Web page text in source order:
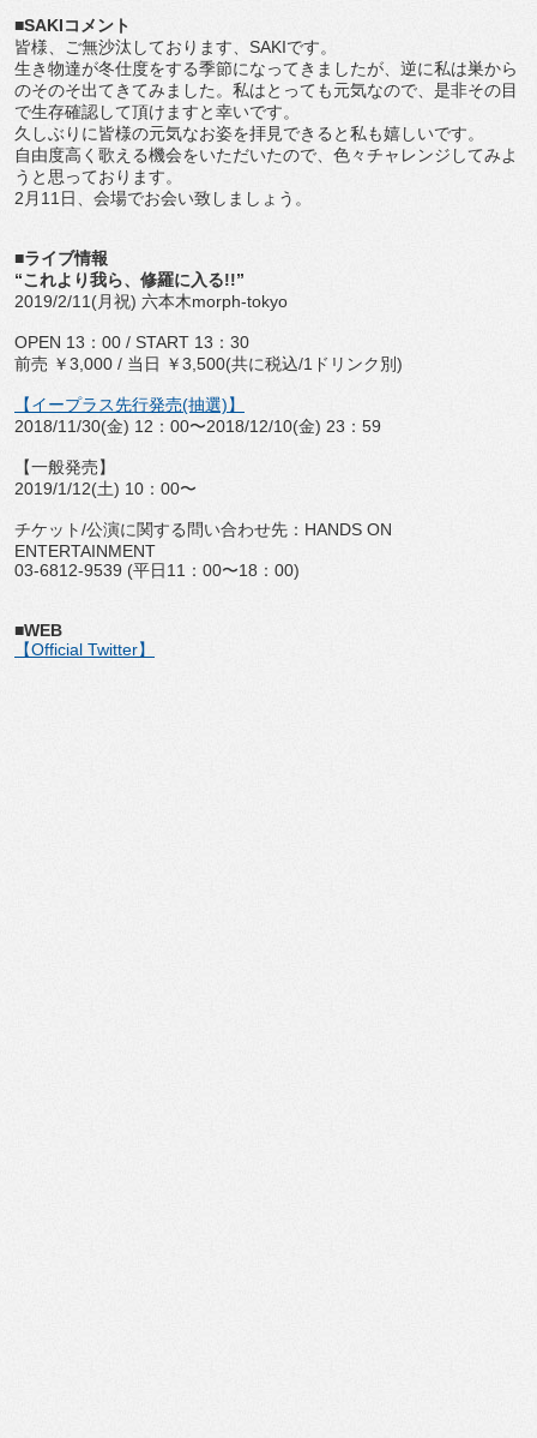
■SAKIコメント
皆様、ご無沙汰しております、SAKIです。
生き物達が冬仕度をする季節になってきましたが、逆に私は巣から
のそのそ出てきてみました。私はとっても元気なので、是非その目
で生存確認して頂けますと幸いです。
久しぶりに皆様の元気なお姿を拝見できると私も嬉しいです。
自由度高く歌える機会をいただいたので、色々チャレンジしてみよ
うと思っております。
2月11日、会場でお会い致しましょう。
■ライブ情報
“これより我ら、修羅に入る!!”
2019/2/11(月祝) 六本木morph-tokyo
OPEN 13：00 / START 13：30
前売 ￥3,000 / 当日 ￥3,500(共に税込/1ドリンク別)
【イープラス先行発売(抽選)】
2018/11/30(金) 12：00〜2018/12/10(金) 23：59
【一般発売】
2019/1/12(土) 10：00〜
チケット/公演に関する問い合わせ先：HANDS ON
ENTERTAINMENT
03-6812-9539 (平日11：00〜18：00)
■WEB
【Official Twitter】